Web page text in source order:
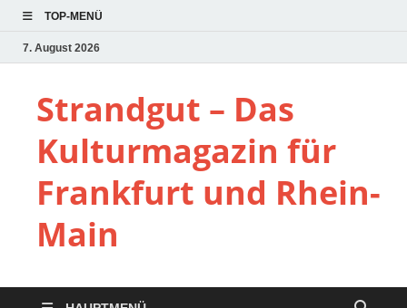
TOP-MENÜ
7. August 2026
Strandgut – Das
Kulturmagazin für
Frankfurt und Rhein-
Main